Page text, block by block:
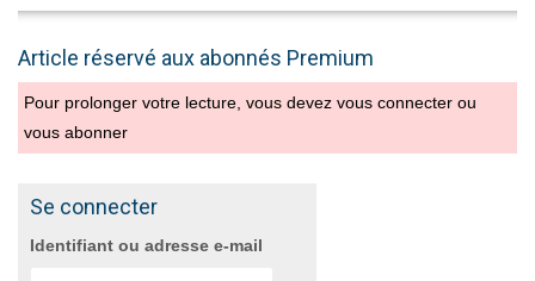
Article réservé aux abonnés Premium
Pour prolonger votre lecture, vous devez vous connecter ou
vous abonner
Se connecter
Identifiant ou adresse e-mail